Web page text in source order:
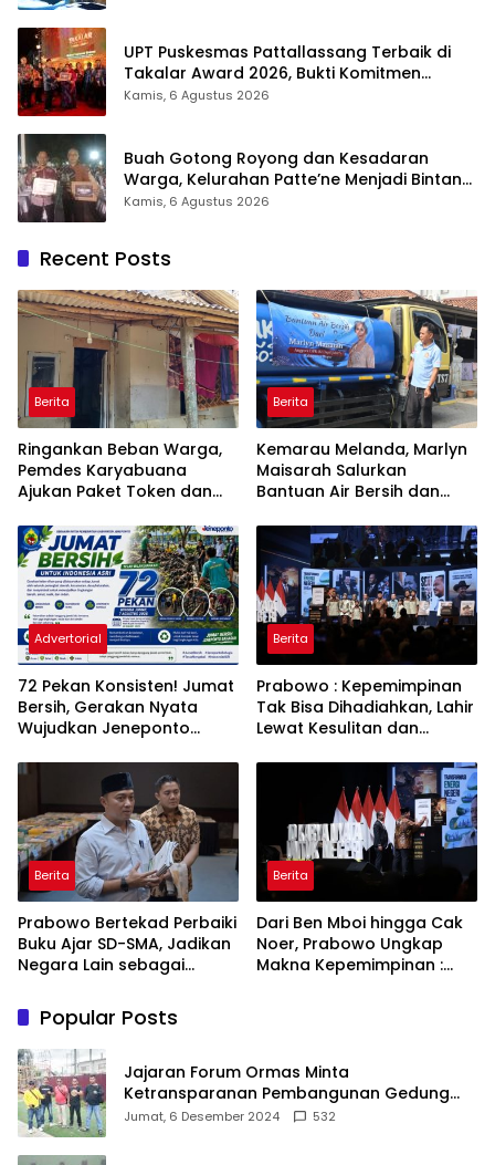
UPT Puskesmas Pattallassang Terbaik di
Takalar Award 2026, Bukti Komitmen
Hadirkan Pelayanan Kesehatan Berkualitas
Kamis, 6 Agustus 2026
Buah Gotong Royong dan Kesadaran
Warga, Kelurahan Patte’ne Menjadi Bintang
Takalar Award 2026
Kamis, 6 Agustus 2026
Recent Posts
Berita
Ringankan Beban Warga,
Pemdes Karyabuana
Ajukan Paket Token dan
PLN
Berita
Kemarau Melanda, Marlyn
Maisarah Salurkan
Bantuan Air Bersih dan
Babakan Madang
Advertorial
72 Pekan Konsisten! Jumat
Bersih, Gerakan Nyata
Wujudkan Jeneponto
ASRI
Berita
Prabowo : Kepemimpinan
Tak Bisa Dihadiahkan, Lahir
Lewat Kesulitan dan
Berita
Prabowo Bertekad Perbaiki
Buku Ajar SD-SMA, Jadikan
Negara Lain sebagai
Berita
Dari Ben Mboi hingga Cak
Noer, Prabowo Ungkap
Makna Kepemimpinan :
Popular Posts
Jajaran Forum Ormas Minta
Ketransparanan Pembangunan Gedung
Damkar Di Kecamatan Cisoka
Jumat, 6 Desember 2024 532